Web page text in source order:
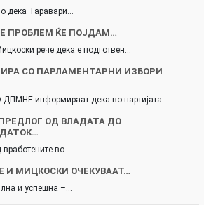
дека Таравари…
ПРОБЛЕМ ЌЕ ПОЈДАМ…
рече дека е подготвен…
СО ПАРЛАМЕНТАРНИ ИЗБОРИ
информираат дека во партијата…
ОД ВЛАДАТА ДО
во…
И МИЦКОСКИ ОЧЕКУВААТ…
и успешна –…